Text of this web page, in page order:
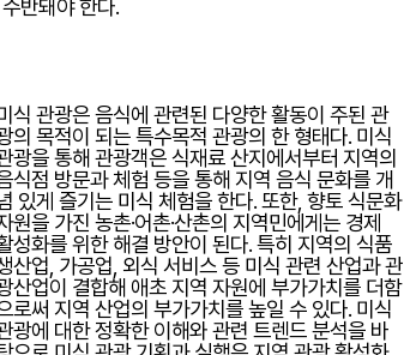
반돼야 한다.
식 관광은 음식에 관련된 다양한 활동이 주된 관
의 목적이 되는 특수목적 관광의 한 형태다. 미식
광을 통해 관광객은 식재료 산지에서부터 지역의
식점 방문과 체험 등을 통해 지역 음식 문화를 개
있게 즐기는 미식 체험을 한다. 또한, 향토 식문화
원을 가진 농촌·어촌·산촌의 지역민에게는 경제
성화를 위한 해결 방안이 된다. 특히 지역의 식품
산업, 가공업, 외식 서비스 등 미식 관련 산업과 관
산업이 결합해 애초 지역 자원에 부가가치를 더함
로써 지역 산업의 부가가치를 높일 수 있다. 미식
광에 대한 정확한 이해와 관련 트렌드 분석을 바